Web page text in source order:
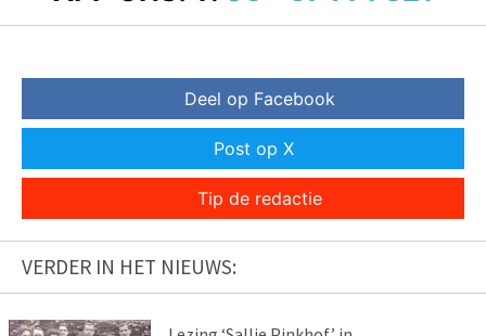
Deel op Facebook
Post op X
Tip de redactie
VERDER IN HET NIEUWS: